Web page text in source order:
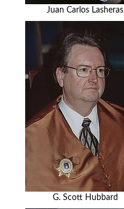
Juan Carlos Lasheras
G. Scott Hubbard